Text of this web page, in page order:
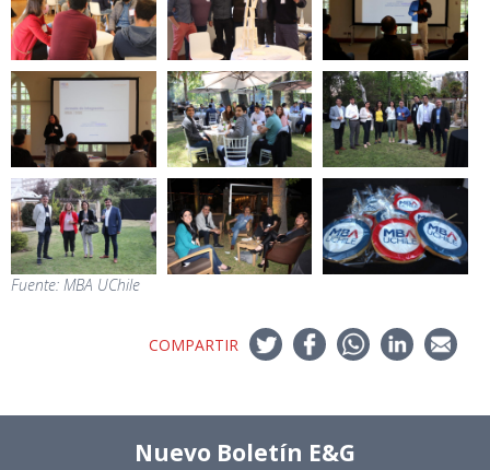
Fuente: MBA UChile
COMPARTIR
Nuevo Boletín E&G